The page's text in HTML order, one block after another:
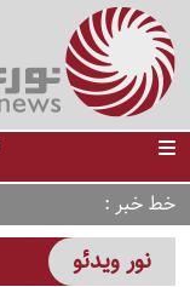
خط خبر
نور ویدئو